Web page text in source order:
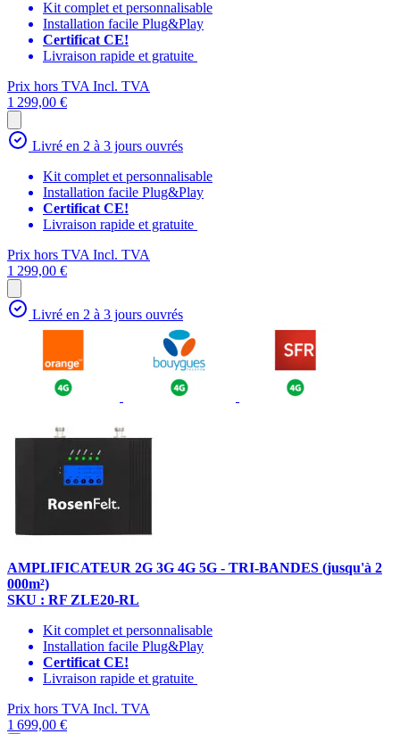
Kit complet et personnalisable
Installation facile Plug&Play
Certificat CE!
Livraison rapide et gratuite
Prix hors TVAIncl. TVA
1 299,00 €
Livré en 2 à 3 jours ouvrés
Kit complet et personnalisable
Installation facile Plug&Play
Certificat CE!
Livraison rapide et gratuite
Prix hors TVAIncl. TVA
1 299,00 €
Livré en 2 à 3 jours ouvrés
AMPLIFICATEUR 2G 3G 4G 5G - TRI-BANDES (jusqu'à 2
000m²)
SKU : RF ZLE20-RL
Kit complet et personnalisable
Installation facile Plug&Play
Certificat CE!
Livraison rapide et gratuite
Prix hors TVAIncl. TVA
1 699,00 €